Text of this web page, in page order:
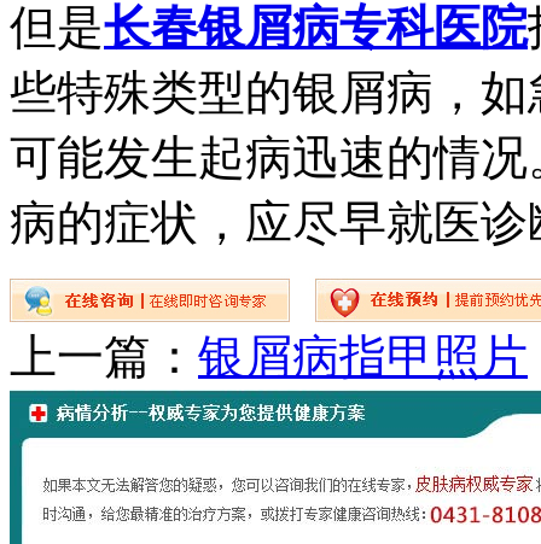
但是长春银屑病专科医院
些特殊类型的银屑病，
可能发生起病迅速的情
病的症状，应尽早就医
上一篇： 银屑病指甲照片